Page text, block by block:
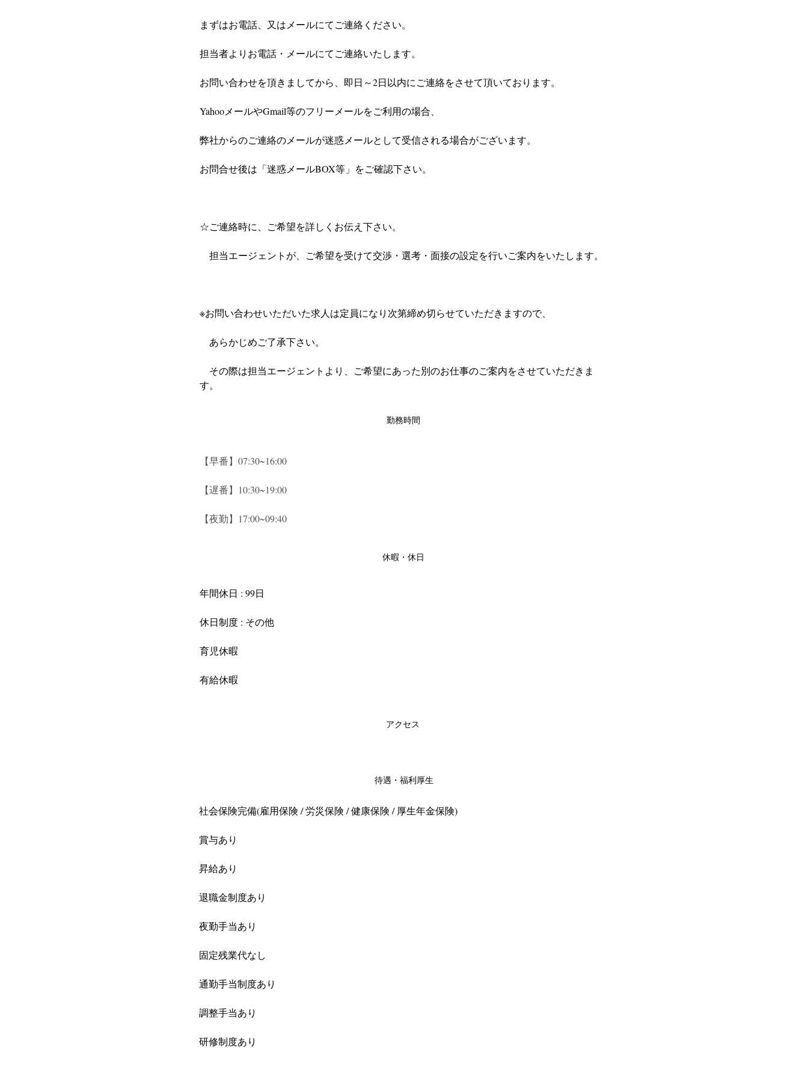
まずはお電話、又はメールにてご連絡ください。
担当者よりお電話・メールにてご連絡いたします。
お問い合わせを頂きましてから、即日～2日以内にご連絡をさせて頂いております。
YahooメールやGmail等のフリーメールをご利用の場合、
弊社からのご連絡のメールが迷惑メールとして受信される場合がございます。
お問合せ後は「迷惑メールBOX等」をご確認下さい。
☆ご連絡時に、ご希望を詳しくお伝え下さい。
担当エージェントが、ご希望を受けて交渉・選考・面接の設定を行いご案内をいたします。
※お問い合わせいただいた求人は定員になり次第締め切らせていただきますので、
あらかじめご了承下さい。
その際は担当エージェントより、ご希望にあった別のお仕事のご案内をさせていただきま
す。
勤務時間
【早番】07:30~16:00
【遅番】10:30~19:00
【夜勤】17:00~09:40
休暇・休日
年間休日 : 99日
休日制度 : その他
育児休暇
有給休暇
アクセス
待遇・福利厚生
社会保険完備(雇用保険 / 労災保険 / 健康保険 / 厚生年金保険)
賞与あり
昇給あり
退職金制度あり
夜勤手当あり
固定残業代なし
通勤手当制度あり
調整手当あり
研修制度あり